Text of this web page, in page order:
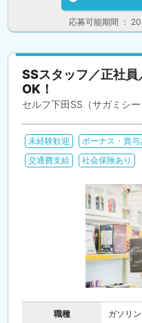
応募可能期間 ：
SSスタッフ／正社
OK！
セルフ下田SS（サガミシー
未経験歓迎 ボーナス・賞与
交通費支給
社会保険あり
職種 ガソリ